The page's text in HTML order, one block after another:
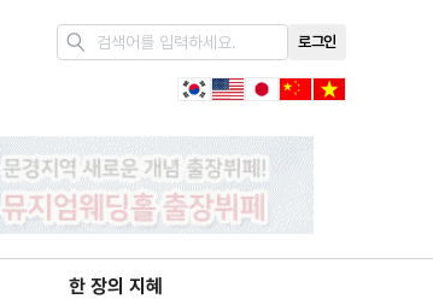
로그인
한 장의 지혜